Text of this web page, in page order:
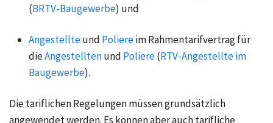
(BRTV-Baugewerbe) und
Angestellteund Poliereim Rahmentarifvertrag für
dieAngestelltenund Poliere(RTV-Angestellte im
Baugewerbe).
Die tariflichen Regelungen müssen grundsätzlich
angewendet werden. Es können aber auch tarifliche